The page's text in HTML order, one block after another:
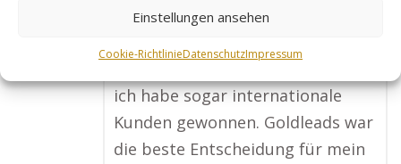
Einstellungen ansehen
Cookie-RichtlinieDatenschutzImpressum
viel besser bei Google gefunden.
ich habe sogar internationale
Kunden gewonnen. Goldleads war
die beste Entscheidung für mein